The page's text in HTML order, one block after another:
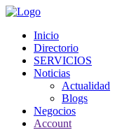
Inicio
Directorio
SERVICIOS
Noticias
Actualidad
Blogs
Negocios
Account